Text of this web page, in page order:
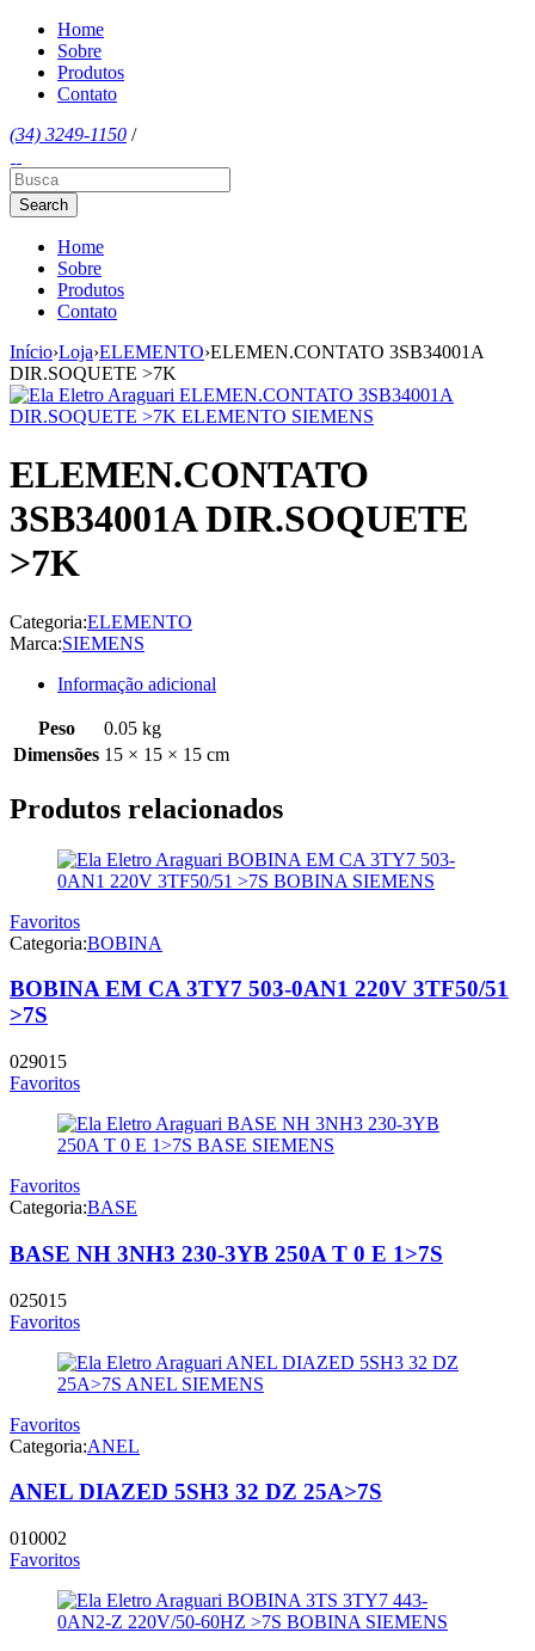
Home
Sobre
Produtos
Contato
(34) 3249-1150 /
Home
Sobre
Produtos
Contato
Início›Loja›ELEMENTO›ELEMEN.CONTATO 3SB34001A
DIR.SOQUETE >7K
ELEMEN.CONTATO
3SB34001A DIR.SOQUETE
>7K
Categoria:ELEMENTO
Marca:SIEMENS
Informação adicional
Peso
0.05 kg
Dimensões 15 × 15 × 15 cm
Produtos relacionados
Favoritos
Categoria:BOBINA
BOBINA EM CA 3TY7 503-0AN1 220V 3TF50/51
>7S
029015
Favoritos
Favoritos
Categoria:BASE
BASE NH 3NH3 230-3YB 250A T 0 E 1>7S
025015
Favoritos
Favoritos
Categoria:ANEL
ANEL DIAZED 5SH3 32 DZ 25A>7S
010002
Favoritos